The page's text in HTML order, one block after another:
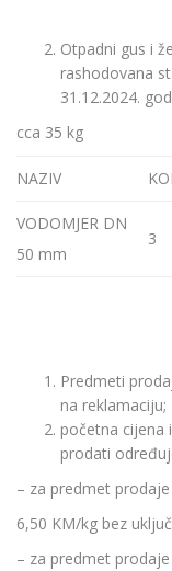
Otpadni gus i
rashodovana
31.12.2024.
cca 35 kg
NAZIV
VODOMJER DN
50 mm
3
Predmeti
na reklamaciju;
početna cijena
prodati
– za predmet
6,50 KM/kg bez
– za predmet